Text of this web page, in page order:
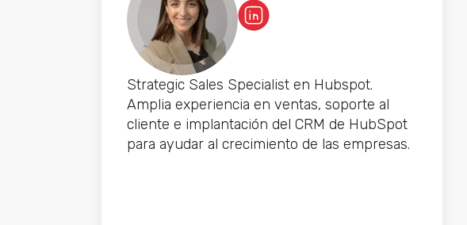
Strategic Sales Specialist en Hubspot.
Amplia experiencia en ventas, soporte al
cliente e implantación del CRM de HubSpot
para ayudar al crecimiento de las empresas.